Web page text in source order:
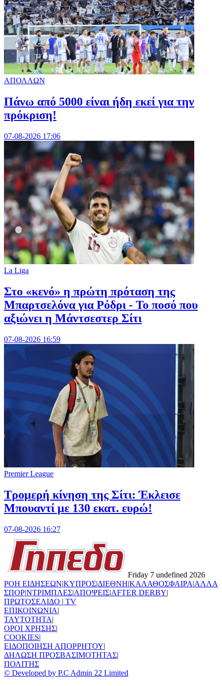
ΑΠΟΛΛΩΝ
Πάνω από 5000 είναι ήδη εκεί για την
πρόκριση!
07-08-2026 17:06
La Liga
Στο «κενό» η πρώτη πρόταση της
Μπαρτσελόνα για Ρόδρι - Το ποσό που
αξιώνει η Μάντσεστερ Σίτι
07-08-2026 16:59
Premier League
Τρομερή κίνηση της Σίτι: Έκλεισε
Μπουαντί με 130 εκατ. ευρώ!
07-08-2026 16:27
Friday 7 undefined 2026
ΡΟΗ ΕΙΔΗΣΕΩΝ|ΚΥΠΡΟΣ|ΔΙΕΘΝΗ|ΚΑΛΑΘΟΣΦΑΙΡΑ|ΑΛΛΑ
ΣΠΟΡ|ΝΤΡΙΜΠΛΕΣ|ΑΠΟΨΕΙΣ|AFTER DERBY|
ΠΡΩΤΟΣΕΛΙΔΟ | TV
ΕΠΙΚΟΙΝΩΝΙΑ|
TAYTOTHTA|
ΟΡΟΙ ΧΡΗΣΗΣ|
COOKIES|
ΕΙΔΟΠΟΙΗΣΗ ΑΠΟΡΡΗΤΟΥ|
ΔΗΛΩΣΗ ΠΡΟΣΒΑΣΙΜΟΤΗΤΑΣ|
ΠΟΛΙΤΗΣ
© Developed by P.C Admin 22 Limited